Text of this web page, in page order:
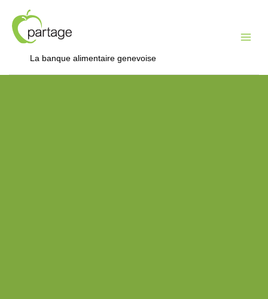
La banque alimentaire genevoise